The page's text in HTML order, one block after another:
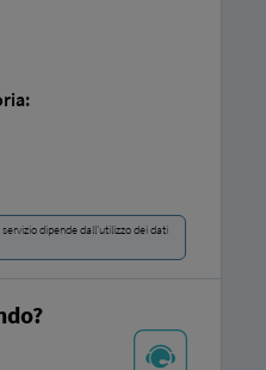
dipende dall'utilizzo dei dati